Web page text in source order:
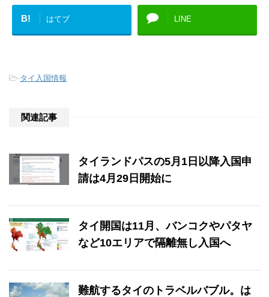
B! はてブ LINE
-タイ入国情報
関連記事
タイランドパスの5月1日以降入国申
請は4月29日開始に
タイ開国は11月、バンコクやパタヤ
など10エリアで隔離無し入国へ
難航するタイのトラベルバブル。は